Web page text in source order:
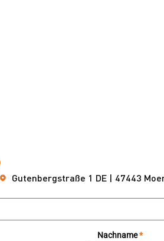
Gutenbergstraße 1 DE | 47443
Nachname*